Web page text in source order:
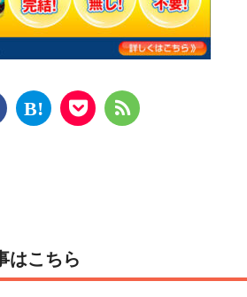
はこちら